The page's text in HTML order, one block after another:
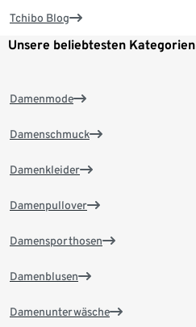
Tchibo Blog
Unsere beliebtesten Kategorien
Damenmode
Damenschmuck
Damenkleider
Damenpullover
Damensporthosen
Damenblusen
Damenunterwäsche